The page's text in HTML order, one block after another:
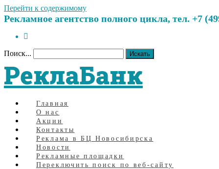
Перейти к содержимому
Рекламное агентство полного цикла, тел. +7
Поиск... Искать
РеклаБанк
Главная
О нас
Акции
Контакты
Реклама в БЦ Новосибирска
Новости
Рекламные площадки
Переключить поиск по веб-сайту